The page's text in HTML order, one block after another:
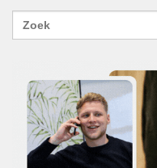
Zoek
naar: